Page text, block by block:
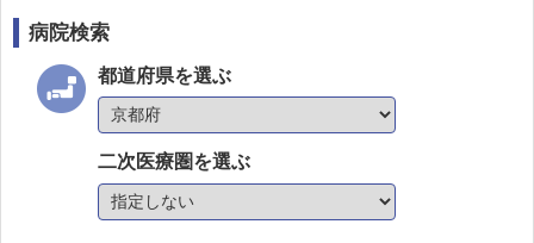
病院検索
都道府県を選ぶ
二次医療圏を選ぶ